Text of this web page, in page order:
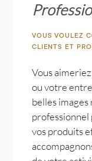
VOUS VOULEZ
CLIENTS ET
Vous
ou votre
belles
vos produits